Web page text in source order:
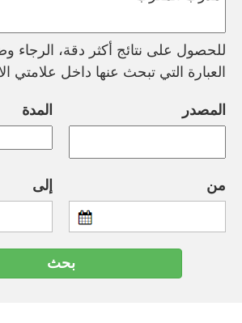
للحصول على نتائج أكثر دقة، الرجاء
العبارة التي تبحث عنها داخل علامتي
المصدر المدة
من إلى